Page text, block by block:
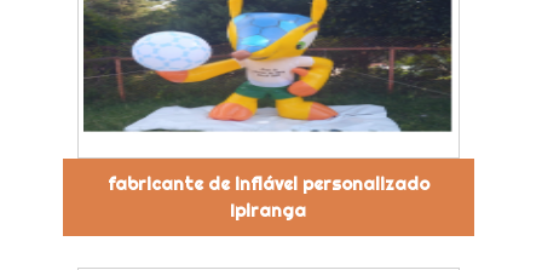
fabricante de inflável personalizado
Ipiranga